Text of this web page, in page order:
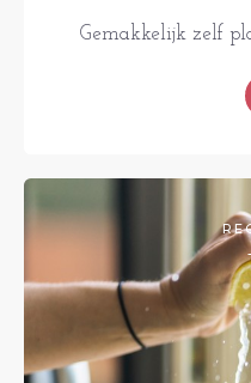
Gemakkelijk zelf